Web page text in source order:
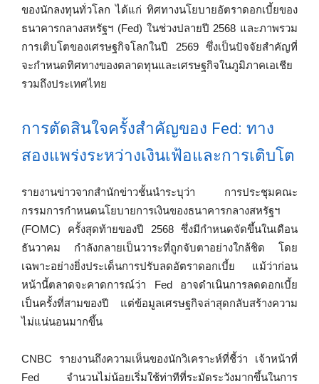
ของนักลงทุนทั่วโลก ได้แก่ ทิศทางนโยบายอัตราดอกเบี้ยของ
ธนาคารกลางสหรัฐฯ (Fed) ในช่วงปลายปี 2568 และภาพรวม
การเติบโตของเศรษฐกิจโลกในปี 2569 ซึ่งเป็นปัจจัยสำคัญที่
จะกำหนดทิศทางของตลาดทุนและเศรษฐกิจในภูมิภาคเอเชีย
รวมถึงประเทศไทย
การตัดสินใจครั้งสำคัญของ Fed: ทาง
สองแพร่งระหว่างเงินเฟ้อและการเติบโต
รายงานข่าวจากสำนักข่าวชั้นนำระบุว่า การประชุมคณะ
กรรมการกำหนดนโยบายการเงินของธนาคารกลางสหรัฐฯ
(FOMC) ครั้งสุดท้ายของปี 2568 ซึ่งมีกำหนดจัดขึ้นในเดือน
ธันวาคม กำลังกลายเป็นวาระที่ถูกจับตาอย่างใกล้ชิด โดย
เฉพาะอย่างยิ่งประเด็นการปรับลดอัตราดอกเบี้ย แม้ว่าก่อน
หน้านี้ตลาดจะคาดการณ์ว่า Fed อาจดำเนินการลดดอกเบี้ย
เป็นครั้งที่สามของปี แต่ข้อมูลเศรษฐกิจล่าสุดกลับสร้างความ
ไม่แน่นอนมากขึ้น
CNBC รายงานถึงความเห็นของนักวิเคราะห์ที่ชี้ว่า เจ้าหน้าที่
Fed จำนวนไม่น้อยเริ่มใช้ท่าทีที่ระมัดระวังมากขึ้นในการ